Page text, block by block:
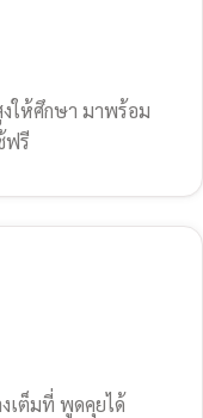
ให้ศึกษา มาพร้อม
ฟรี
เต็มที่ พูดคุยได้